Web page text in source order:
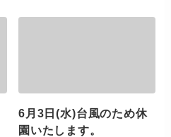
6月3日(水)台風のため休
園いたします。